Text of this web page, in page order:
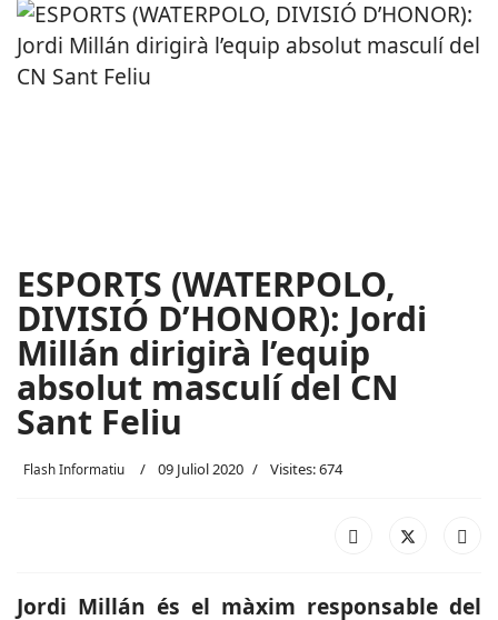
ESPORTS (WATERPOLO,
DIVISIÓ D’HONOR): Jordi
Millán dirigirà l’equip
absolut masculí del CN
Sant Feliu
Flash Informatiu 09 Juliol 2020 Visites: 674
Jordi Millán és el màxim responsable del